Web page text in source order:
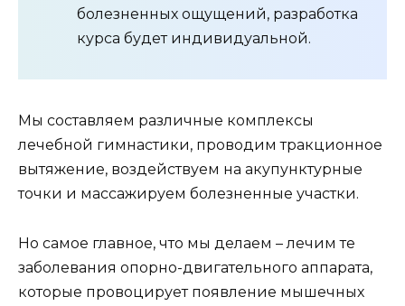
болезненных ощущений, разработка
курса будет индивидуальной.
Мы составляем различные комплексы
лечебной гимнастики, проводим тракционное
вытяжение, воздействуем на акупунктурные
точки и массажируем болезненные участки.
Но самое главное, что мы делаем – лечим те
заболевания опорно-двигательного аппарата,
которые провоцирует появление мышечных